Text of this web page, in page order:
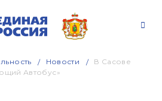
Новости
В Сасове
Автобус»